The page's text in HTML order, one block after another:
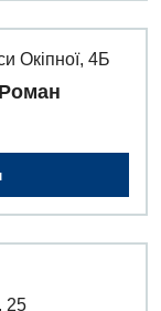
Окіпної, 4Б
25